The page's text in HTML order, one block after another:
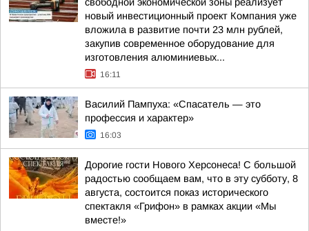
свободной экономической зоны реализует
новый инвестиционный проект Компания уже
вложила в развитие почти 23 млн рублей,
закупив современное оборудование для
изготовления алюминиевых...
16:11
Василий Пампуха: «Спасатель — это
профессия и характер»
16:03
Дорогие гости Нового Херсонеса! С большой
радостью сообщаем вам, что в эту субботу, 8
августа, состоится показ исторического
спектакля «Грифон» в рамках акции «Мы
вместе!»